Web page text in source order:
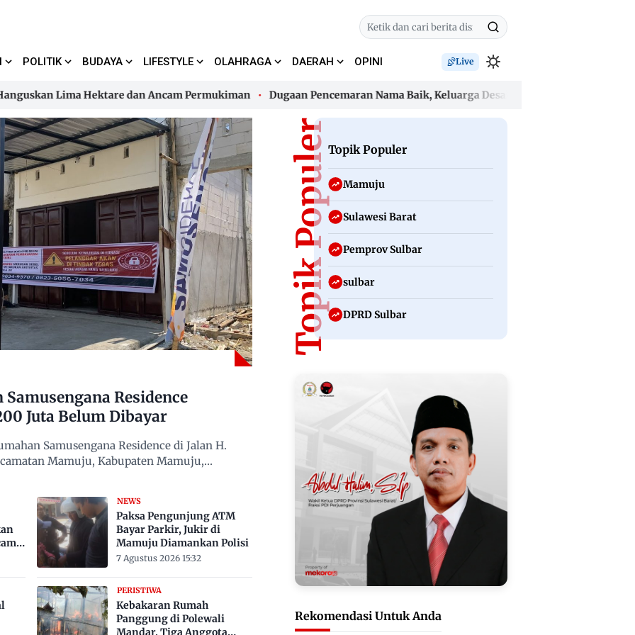
POLITIK BUDAYA LIFESTYLE OLAHRAGA DAERAH OPINI Live
Lima Hektare dan Ancam Permukiman Dugaan Pencemaran Nama Baik, Keluarga Desak Oknum Guru Hormati
Lima Hektare dan Ancam Permukiman Dugaan Pencemaran Nama Baik, Keluarga Desak Oknum Guru Hormati
Residence
Juta Belum Dibayar
Samusengana Residence di Jalan H.
Mamuju, Kabupaten Mamuju,
NEWS
Paksa Pengunjung ATM
Bayar Parkir, Jukir di
Mamuju Diamankan Polisi
7 Agustus 2026 15:32
PERISTIWA
Kebakaran Rumah
Panggung di Polewali
Mandar, Tiga Anggota
Topik PopulerTopik Populer
Mamuju
Sulawesi Barat
Pemprov Sulbar
sulbar
DPRD Sulbar
Rekomendasi Untuk Anda